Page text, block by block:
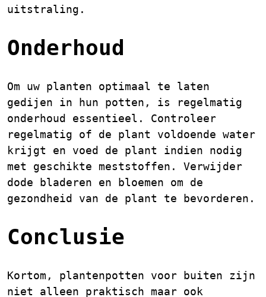
uitstraling.
Onderhoud
Om uw planten optimaal te laten
gedijen in hun potten, is regelmatig
onderhoud essentieel. Controleer
regelmatig of de plant voldoende water
krijgt en voed de plant indien nodig
met geschikte meststoffen. Verwijder
dode bladeren en bloemen om de
gezondheid van de plant te bevorderen.
Conclusie
Kortom, plantenpotten voor buiten zijn
niet alleen praktisch maar ook